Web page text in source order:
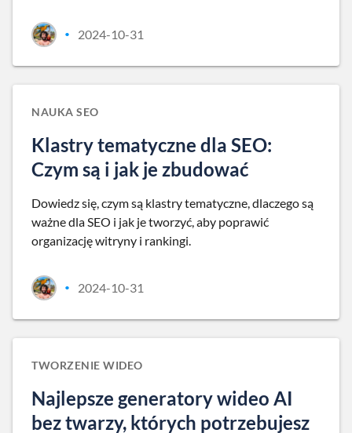
• 2024-10-31
NAUKA SEO
Klastry tematyczne dla SEO:
Czym są i jak je zbudować
Dowiedz się, czym są klastry tematyczne, dlaczego są
ważne dla SEO i jak je tworzyć, aby poprawić
organizację witryny i rankingi.
• 2024-10-31
TWORZENIE WIDEO
Najlepsze generatory wideo AI
bez twarzy, których potrzebujesz